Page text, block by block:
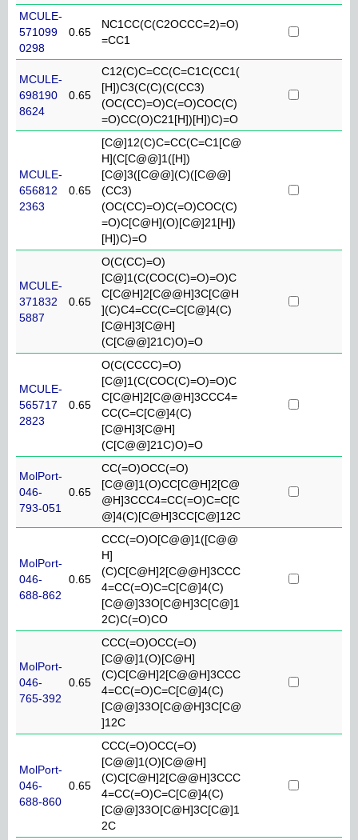
MCULE-
571099
0298
0.65
NC1CC(C(C2OCCC=2)=O)
=CC1
MCULE-
698190
8624
0.65
C12(C)C=CC(C=C1C(CC1(
[H])C3(C(C)(C(CC3)
(OC(CC)=O)C(=O)COC(C)
=O)CC(O)C21[H])[H])C)=O
MCULE-
656812
2363
0.65
[C@]12(C)C=CC(C=C1[C@
H](C[C@@]1([H])
[C@]3([C@@](C)([C@@]
(CC3)
(OC(CC)=O)C(=O)COC(C)
=O)C[C@H](O)[C@]21[H])
[H])C)=O
MCULE-
371832
5887
0.65
O(C(CC)=O)
[C@]1(C(COC(C)=O)=O)C
C[C@H]2[C@@H]3C[C@H
](C)C4=CC(C=C[C@]4(C)
[C@H]3[C@H]
(C[C@@]21C)O)=O
MCULE-
565717
2823
0.65
O(C(CCCC)=O)
[C@]1(C(COC(C)=O)=O)C
C[C@H]2[C@@H]3CCC4=
CC(C=C[C@]4(C)
[C@H]3[C@H]
(C[C@@]21C)O)=O
MolPort-
046-
793-051
0.65
CC(=O)OCC(=O)
[C@@]1(O)CC[C@H]2[C@
@H]3CCC4=CC(=O)C=C[C
@]4(C)[C@H]3CC[C@]12C
MolPort-
046-
688-862
0.65
CCC(=O)O[C@@]1([C@@
H]
(C)C[C@H]2[C@@H]3CCC
4=CC(=O)C=C[C@]4(C)
[C@@]33O[C@H]3C[C@]1
2C)C(=O)CO
MolPort-
046-
765-392
0.65
CCC(=O)OCC(=O)
[C@@]1(O)[C@H]
(C)C[C@H]2[C@@H]3CCC
4=CC(=O)C=C[C@]4(C)
[C@@]33O[C@@H]3C[C@
]12C
MolPort-
046-
688-860
0.65
CCC(=O)OCC(=O)
[C@@]1(O)[C@@H]
(C)C[C@H]2[C@@H]3CCC
4=CC(=O)C=C[C@]4(C)
[C@@]33O[C@H]3C[C@]1
2C